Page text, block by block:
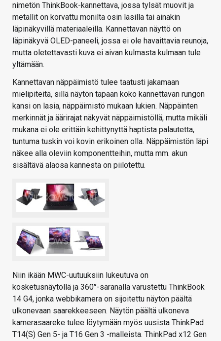
nimetön ThinkBook-kannettava, jossa tylsät muovit ja
metallit on korvattu monilta osin lasilla tai ainakin
läpinäkyvillä materiaaleilla. Kannettavan näyttö on
läpinäkyvä OLED-paneeli, jossa ei ole havaittavia reunoja,
mutta oletettavasti kuva ei aivan kulmasta kulmaan tule
yltämään.
Kannettavan näppäimistö tulee taatusti jakamaan
mielipiteitä, sillä näytön tapaan koko kannettavan rungon
kansi on lasia, näppäimistö mukaan lukien. Näppäinten
merkinnät ja äärirajat näkyvät näppäimistöllä, mutta mikäli
mukana ei ole erittäin kehittynyttä haptista palautetta,
tuntuma tuskin voi kovin erikoinen olla. Näppäimistön läpi
näkee alla oleviin komponentteihin, mutta mm. akun
sisältävä alaosa kannesta on piilotettu.
Niin ikään MWC-uutuuksiin lukeutuva on
kosketusnäytöllä ja 360°-saranalla varustettu ThinkBook
14 G4, jonka webbikamera on sijoitettu näytön päältä
ulkonevaan saarekkeeseen. Näytön päältä ulkoneva
kamerasaareke tulee löytymään myös uusista ThinkPad
T14(S) Gen 5- ja T16 Gen 3 -malleista. ThinkPad x12 Gen